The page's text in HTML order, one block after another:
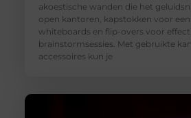
akoestische wanden die het
open kantoren, kapstokken voor
whiteboards en flip-overs voor
brainstormsessies. Met gebruikte
accessoires kun je